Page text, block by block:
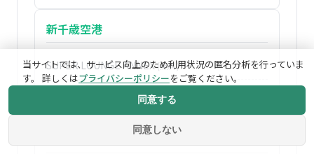
新千歳空港
SUPER LOUNGE ANNEX(無料)
(無料)
中部国際空港セントレア
当サイトでは、サービス向上のため利用状況の匿名分析を行っていま
す。 詳しくはプライバシーポリシーをご覧ください。
同意しない
同意する